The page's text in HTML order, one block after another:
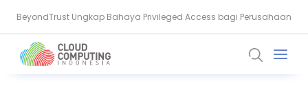
BeyondTrust Ungkap Bahaya Privileged Access bagi Perusahaan
BSSN: Komputer Kuantum Ancam Enkripsi, Saatnya Beralih ke PQC